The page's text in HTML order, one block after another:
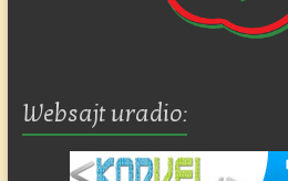
Websajt uradio: